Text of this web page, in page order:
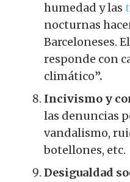
humedad y las
nocturnas
Barceloneses.
responde con
climático”.
Incivismo y
las denuncias
vandalismo,
botellones, etc.
Desigualdad